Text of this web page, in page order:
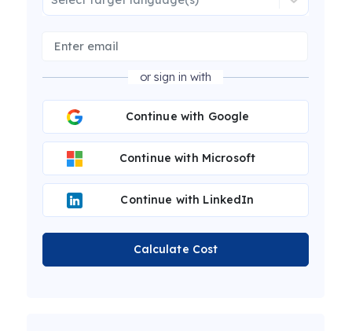
or sign in with
Continue with Google
Continue with Microsoft
Continue with LinkedIn
Calculate Cost